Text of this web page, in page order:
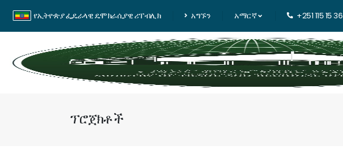
የኢትዮጵያ ፌዴራላዊ ዴሞክራሲያዊ ሪፐብሊክ አግኙን አማርኛ +251 115 15 36
ፕሮጀክቶች